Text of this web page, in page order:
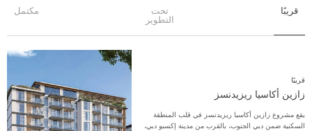
قريبًا
تحت
التطوير
مكتمل
قريبًا
زازين أكاسيا ريزيدنسز
يقع مشروع زازين أكاسيا ريزيدنسز في قلب المنطقة
السكنية ضمن دبي الجنوب، بالقرب من مدينة إكسبو دبي،